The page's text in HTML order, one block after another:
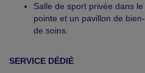
Salle de sport privée dans
pointe et un pavillon de
de soins.
SERVICE DÉDIÉ